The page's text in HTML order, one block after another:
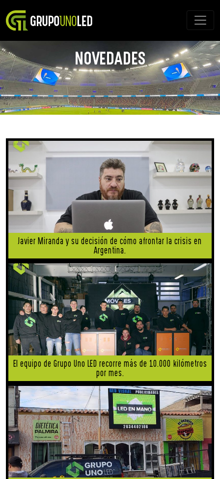
NOVEDADES
Javier Miranda y su decisión de cómo afrontar la crisis en
Argentina.
El equipo de Grupo Uno LED recorre más de 10.000 kilómetros
por mes.